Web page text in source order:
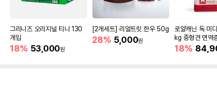
그리니즈 오리지널 티니 130
개입
18% 53,000원
[2개세트] 리얼트릿 한우 50g
28% 5,000원
로얄캐닌 독 미
kg 중형견 면역
18%